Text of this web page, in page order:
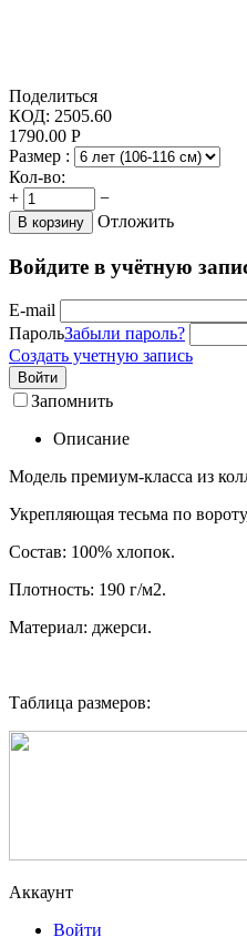
Поделиться
КОД: 2505.60
1790.00 Р
Размер :
Кол-во:
+
−
В корзину Отложить
Войдите в учётную
E-mail
ПарольЗабыли пароль?
Создать учетную запись
Войти
Запомнить
Описание
Модель премиум-класса из
Укрепляющая тесьма по
Состав: 100% хлопок.
Плотность: 190 г/м2.
Материал: джерси.
Таблица размеров:
Аккаунт
Войти